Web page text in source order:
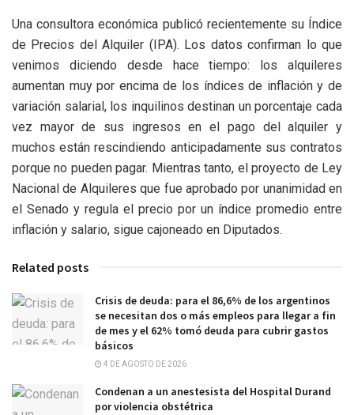
Una consultora económica publicó recientemente su Índice
de Precios del Alquiler (IPA). Los datos confirman lo que
venimos diciendo desde hace tiempo: los alquileres
aumentan muy por encima de los índices de inflación y de
variación salarial, los inquilinos destinan un porcentaje cada
vez mayor de sus ingresos en el pago del alquiler y
muchos están rescindiendo anticipadamente sus contratos
porque no pueden pagar. Mientras tanto, el proyecto de Ley
Nacional de Alquileres que fue aprobado por unanimidad en
el Senado y regula el precio por un índice promedio entre
inflación y salario, sigue cajoneado en Diputados.
Related posts
Crisis de deuda: para el 86,6% de los argentinos
se necesitan dos o más empleos para llegar a fin
de mes y el 62% tomó deuda para cubrir gastos
básicos
4 DE AGOSTO DE 2026
Condenan a un anestesista del Hospital Durand
por violencia obstétrica